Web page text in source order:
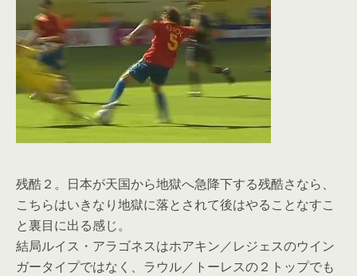
残酷２。日本が天国から地獄へ急降下する残酷さなら、
こちらはいきなり地獄に落とされて後はやることなすこ
と裏目に出る感じ。
結局ルイス・アラゴネスはホアキン／レジェスのウイン
ガータイプではなく、ラウル／トーレスの２トップでも